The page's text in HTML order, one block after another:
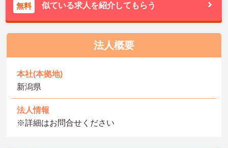
無料 似ている求人を紹介してもらう
法人概要
本社(本拠地)
新潟県
法人情報
※詳細はお問合せください